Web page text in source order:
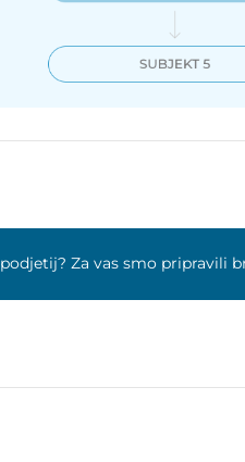
Za vas smo pripravili